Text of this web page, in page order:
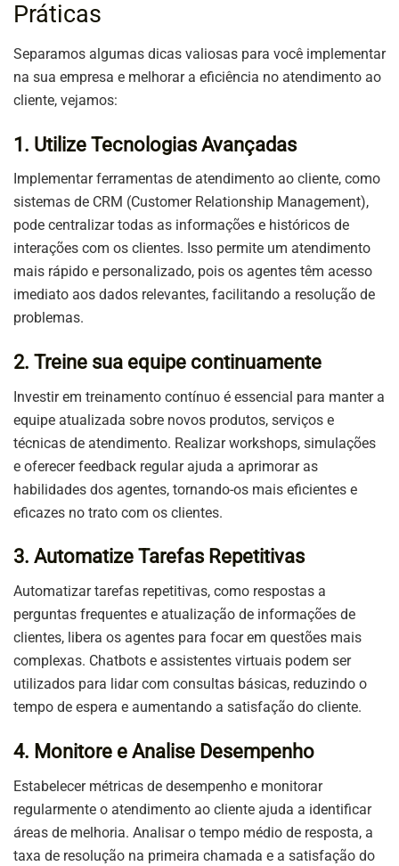
Práticas
Separamos algumas dicas valiosas para você implementar
na sua empresa e melhorar a eficiência no atendimento ao
cliente, vejamos:
1. Utilize Tecnologias Avançadas
Implementar ferramentas de atendimento ao cliente, como
sistemas de CRM (Customer Relationship Management),
pode centralizar todas as informações e históricos de
interações com os clientes. Isso permite um atendimento
mais rápido e personalizado, pois os agentes têm acesso
imediato aos dados relevantes, facilitando a resolução de
problemas.
2. Treine sua equipe continuamente
Investir em treinamento contínuo é essencial para manter a
equipe atualizada sobre novos produtos, serviços e
técnicas de atendimento. Realizar workshops, simulações
e oferecer feedback regular ajuda a aprimorar as
habilidades dos agentes, tornando-os mais eficientes e
eficazes no trato com os clientes.
3. Automatize Tarefas Repetitivas
Automatizar tarefas repetitivas, como respostas a
perguntas frequentes e atualização de informações de
clientes, libera os agentes para focar em questões mais
complexas. Chatbots e assistentes virtuais podem ser
utilizados para lidar com consultas básicas, reduzindo o
tempo de espera e aumentando a satisfação do cliente.
4. Monitore e Analise Desempenho
Estabelecer métricas de desempenho e monitorar
regularmente o atendimento ao cliente ajuda a identificar
áreas de melhoria. Analisar o tempo médio de resposta, a
taxa de resolução na primeira chamada e a satisfação do